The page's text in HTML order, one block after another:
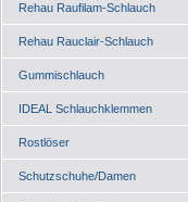
Rehau Raufilam-Schlauch
Rehau Rauclair-Schlauch
Gummischlauch
IDEAL Schlauchklemmen
Rostlöser
Schutzschuhe/Damen